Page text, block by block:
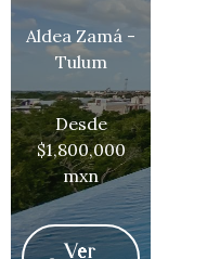
Aldea Zamá -
Tulum
Desde
$1,800,000
mxn
Ver